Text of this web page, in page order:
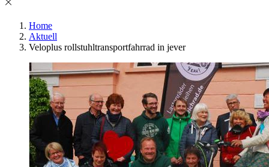
Home
Aktuell
Veloplus rollstuhltransportfahrrad in jever